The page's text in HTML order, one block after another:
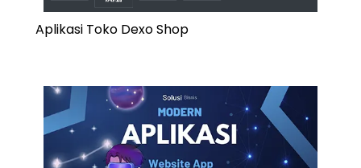
Aplikasi Toko Dexo Shop